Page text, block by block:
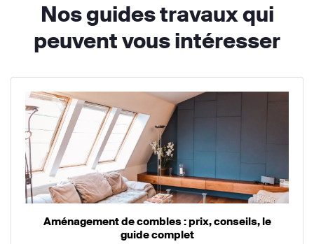
Nos guides travaux qui
peuvent vous intéresser
Aménagement de combles : prix, conseils, le
guide complet